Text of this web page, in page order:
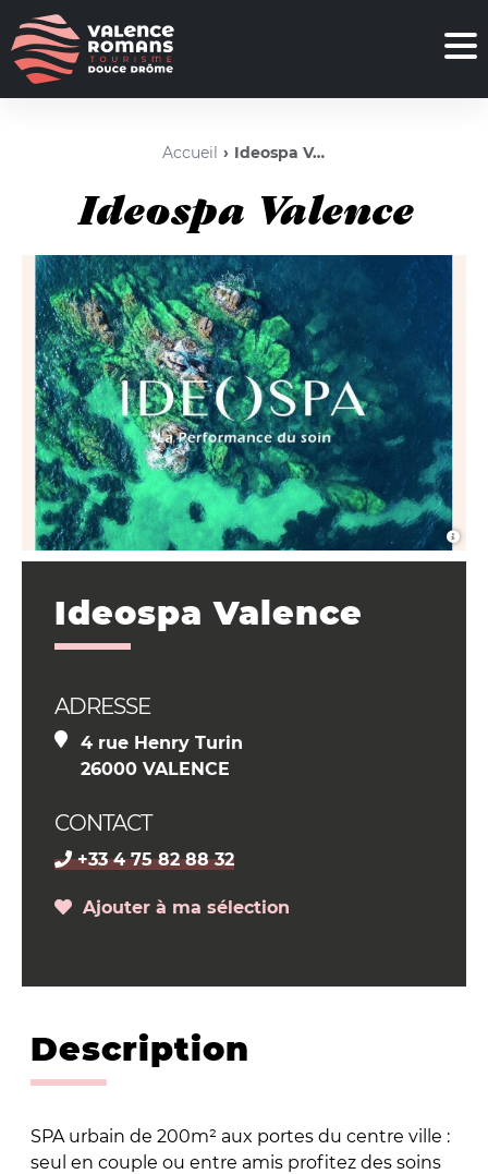
Accueil Ideospa Valence
Ideospa Valence
Ideospa Valence
ADRESSE
4 rue Henry Turin
26000 VALENCE
CONTACT
+33 4 75 82 88 32
Ajouter à ma sélection
Description
SPA urbain de 200m² aux portes du centre ville :
seul en couple ou entre amis profitez des soins